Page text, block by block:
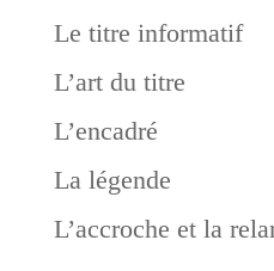
Le titre informatif
L’art du titre
L’encadré
La légende
L’accroche et la